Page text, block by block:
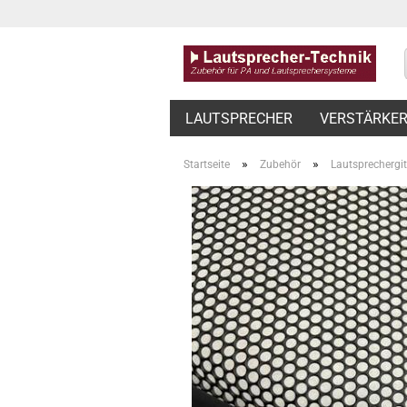
LAUTSPRECHER VERSTÄRKER
Startseite » Zubehör »